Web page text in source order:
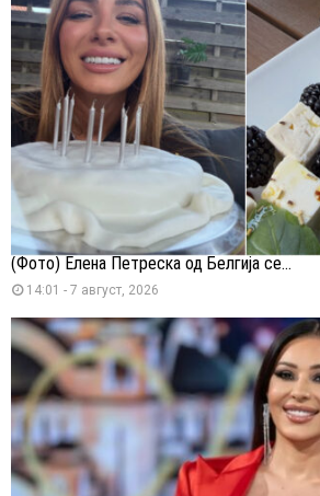
(Фото) Елена Петреска од Белгија се...
14:01 - 7 август, 2026